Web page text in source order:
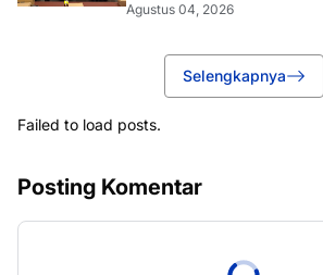
Agustus 04, 2026
Selengkapnya
Failed to load posts.
Posting Komentar